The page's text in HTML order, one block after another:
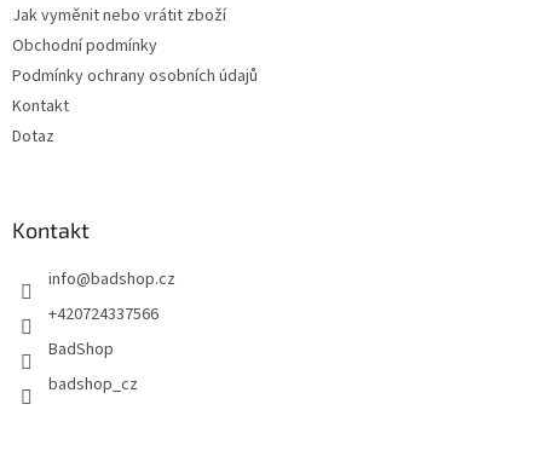
Jak vyměnit nebo vrátit zboží
Obchodní podmínky
Podmínky ochrany osobních údajů
Kontakt
Dotaz
Kontakt
info@badshop.cz
+420724337566
BadShop
badshop_cz